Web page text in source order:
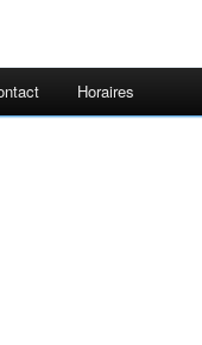
Horaires